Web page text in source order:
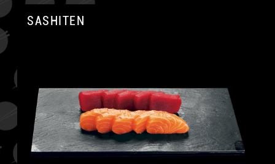
SASHITEN